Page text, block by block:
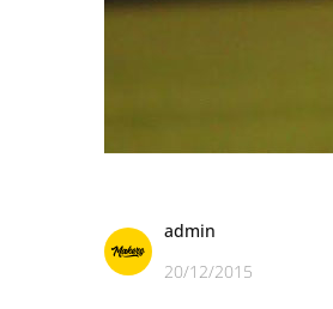
admin
20/12/2015